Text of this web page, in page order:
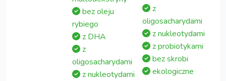
bez oleju
rybiego
z DHA
z
oligosacharydami
z nukleotydami
z
oligosacharydami
z nukleotydami
z probiotykami
bez skrobi
ekologiczne